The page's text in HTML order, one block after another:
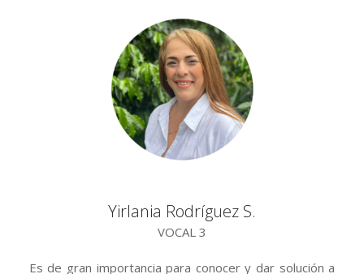
Yirlania Rodríguez S.
VOCAL 3
Es de gran importancia para conocer y dar solución a